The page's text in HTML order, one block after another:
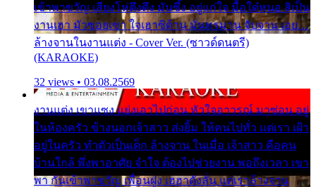
เข้าพาขวัญ เสียงโห่ตึงตึง มันซึ้ง อยู่แก่ใจ มื้อใด๋หนอ สิเป็น
งานเฮา มัวซอยเขา ใจเฮาซิด้าน มันทรมาน จับจาน เอย…
ล้างจานในงานแต่ง - Cover Ver. (ซาวด์ดนตรี)
(KARAOKE)
32 views • 03.08.2569
งานแต่ง เขาแซง แย่งเอาไปก่อน หัวใจอาวรณ์ มาซ่อน อยู่
ในห้องครัว ข้างนอกเจ้าสาว ส่งยิ้ม ให้คนไปทั่ว แต่เรา เฝ้า
อยู่ในครัว ทำตัวเป็นเด็ก ล้างจาน ในเมื่อ เจ้าสาว คือคน
บ้านใกล้ พึ่งพาอาศัย จำใจ ต้องไปช่วยงาน พอถึงเวลา เขา
พา กันเข้าพาขวัญ เพื่อนฝูง เฮฮาดังลั่น แต่เราล้างจาน